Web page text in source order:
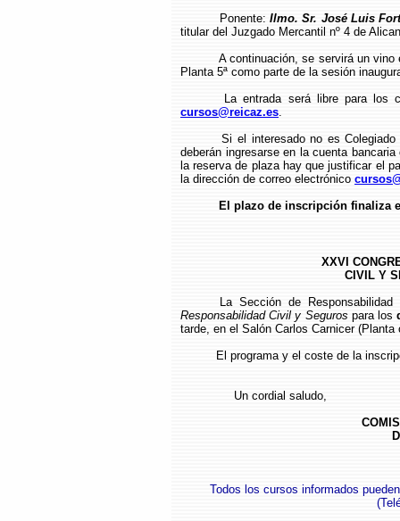
Ponente: Ilmo. Sr. José Luis
titular del Juzgado Mercantil nº 4 de
A continuación, se servirá un
Planta 5ª como parte de la sesión
La entrada será libre para los
cursos@reicaz.es.
Si el interesado no es
deberán ingresarse en la cuenta
la reserva de plaza hay que justificar el
la dirección de correo electrónico
El plazo de inscripción finaliza
XXVI
CIVIL Y
La Sección de
Responsabilidad Civil y Segurospara los
tarde, en el Salón Carlos Carnicer (Planta
El programa y el coste de la
Un cordial saludo,
Todos los cursos informados
(